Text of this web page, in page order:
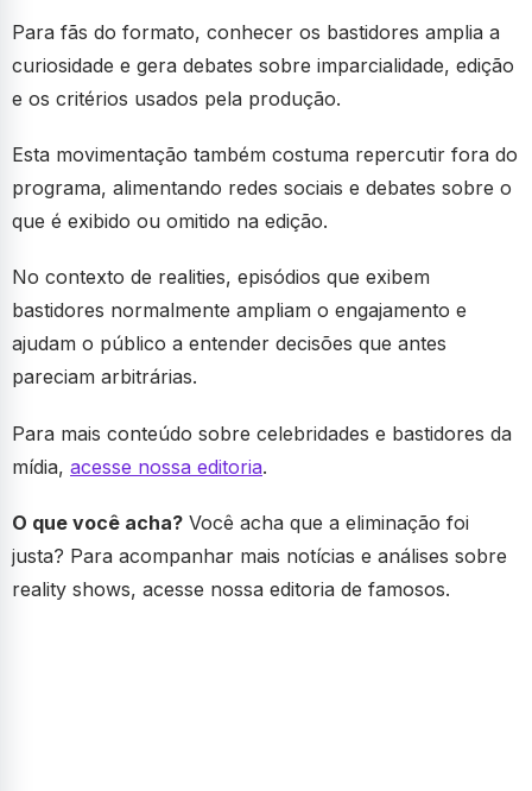
Para fãs do formato, conhecer os bastidores amplia a
curiosidade e gera debates sobre imparcialidade, edição
e os critérios usados pela produção.
Esta movimentação também costuma repercutir fora do
programa, alimentando redes sociais e debates sobre o
que é exibido ou omitido na edição.
No contexto de realities, episódios que exibem
bastidores normalmente ampliam o engajamento e
ajudam o público a entender decisões que antes
pareciam arbitrárias.
Para mais conteúdo sobre celebridades e bastidores da
mídia, acesse nossa editoria.
O que você acha? Você acha que a eliminação foi
justa? Para acompanhar mais notícias e análises sobre
reality shows, acesse nossa editoria de famosos.